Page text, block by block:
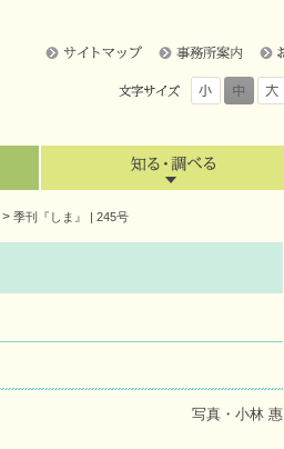
> 季刊『しま』 | 245号
写真・小林 惠